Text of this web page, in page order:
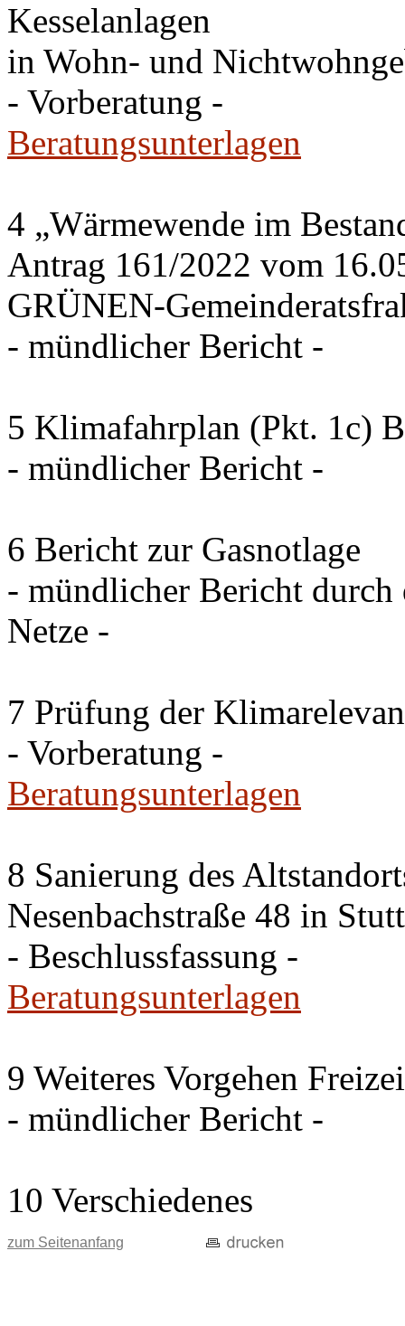
Kesselanlagen
in Wohn- und
- Vorberatung -
Beratungsunterlagen
4 „Wärmewende im
Antrag 161/2022 vom
GRÜNEN-
- mündlicher Bericht -
5 Klimafahrplan (Pkt. 1c)
- mündlicher Bericht -
6 Bericht zur Gasnotlage
- mündlicher Bericht
Netze -
7 Prüfung der
- Vorberatung -
Beratungsunterlagen
8 Sanierung des
Nesenbachstraße 48 in
- Beschlussfassung -
Beratungsunterlagen
9 Weiteres Vorgehen
- mündlicher Bericht -
10 Verschiedenes
zum Seitenanfang